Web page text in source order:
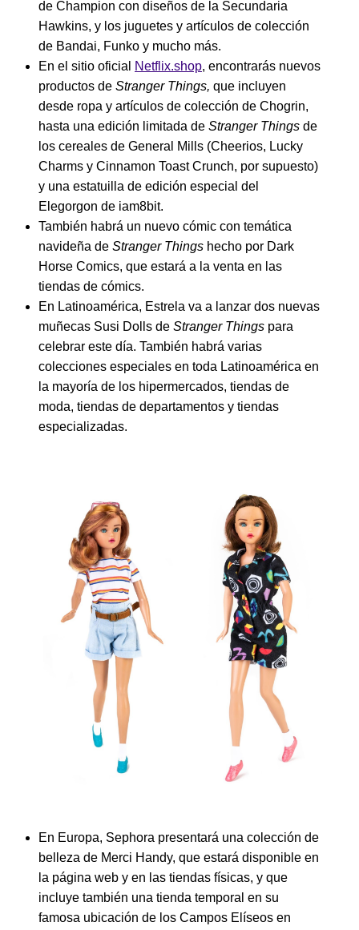
de Champion con diseños de la Secundaria
Hawkins, y los juguetes y artículos de colección
de Bandai, Funko y mucho más.
En el sitio oficial
Netflix.shop, encontrarás nuevos
productos de Stranger Things, que incluyen
desde ropa y artículos de colección de Chogrin,
hasta una edición limitada de Stranger Things de
los cereales de General Mills (Cheerios, Lucky
Charms y Cinnamon Toast Crunch, por supuesto)
y una estatuilla de edición especial del
Elegorgon de iam8bit.
También habrá un nuevo cómic con temática
navideña de Stranger Things hecho por Dark
Horse Comics, que estará a la venta en las
tiendas de cómics.
En Latinoamérica, Estrela va a lanzar dos nuevas
muñecas Susi Dolls de Stranger Things para
celebrar este día. También habrá varias
colecciones especiales en toda Latinoamérica en
la mayoría de los hipermercados, tiendas de
moda, tiendas de departamentos y tiendas
especializadas.
En Europa, Sephora presentará una colección de
belleza de Merci Handy, que estará disponible en
la página web y en las tiendas físicas, y que
incluye también una tienda temporal en su
famosa ubicación de los Campos Elíseos en